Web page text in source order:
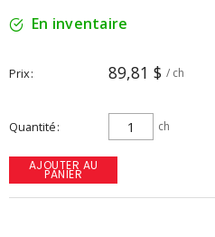
En inventaire
Prix 89,81 $ / ch
Quantité ch
AJOUTER AU
PANIER